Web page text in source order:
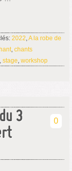
2022,A la robe de
, chants
, stage, workshop
3
0